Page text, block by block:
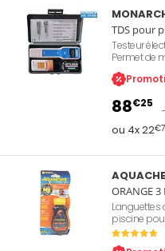
TDS pour
Testeur
Permet de
Affichage
Inclus un
88€25
ou 4x 22
ORANGE 3
Languettes
piscine
de 50